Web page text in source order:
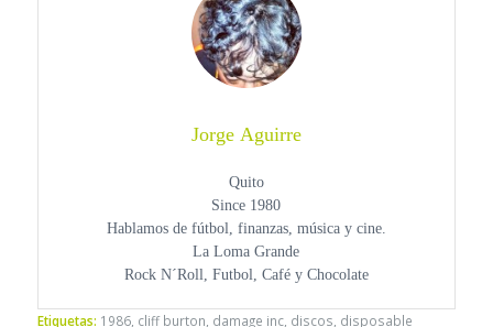
Jorge Aguirre
Quito
Since 1980
Hablamos de fútbol, finanzas, música y cine.
La Loma Grande
Rock N´Roll, Futbol, Café y Chocolate
Etiquetas: 1986, cliff burton damage inc, discos disposable